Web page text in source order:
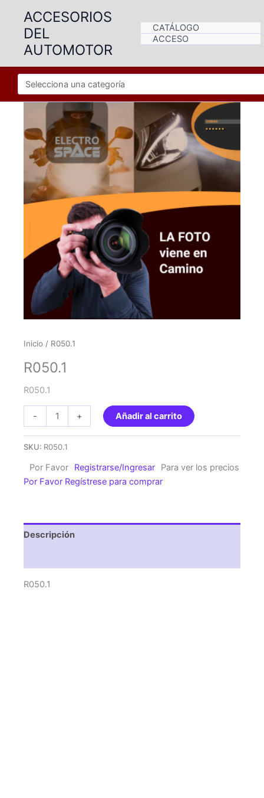
contenido
ACCESORIOS
DEL
AUTOMOTOR
CATÁLOGO
ACCESO
Inicio / R050.1
R050.1
R050.1
-
cantidad
+ Añadir al carrito
SKU: R050.1
Por Favor Registrarse/Ingresar
Para ver los precios
Por Favor Regístrese para comprar
Descripción
R050.1